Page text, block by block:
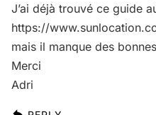
J’ai déjà trouvé ce guide
https://
mais il manque des
Merci
Adri